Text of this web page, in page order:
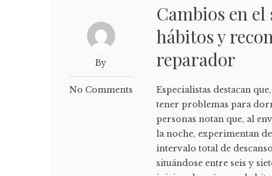
By
No Comments
Cambios en el
hábitos y
reparador
Especialistas destacan
tener problemas para
personas notan que, al
la noche, experimentan
intervalo total de
situándose entre seis y